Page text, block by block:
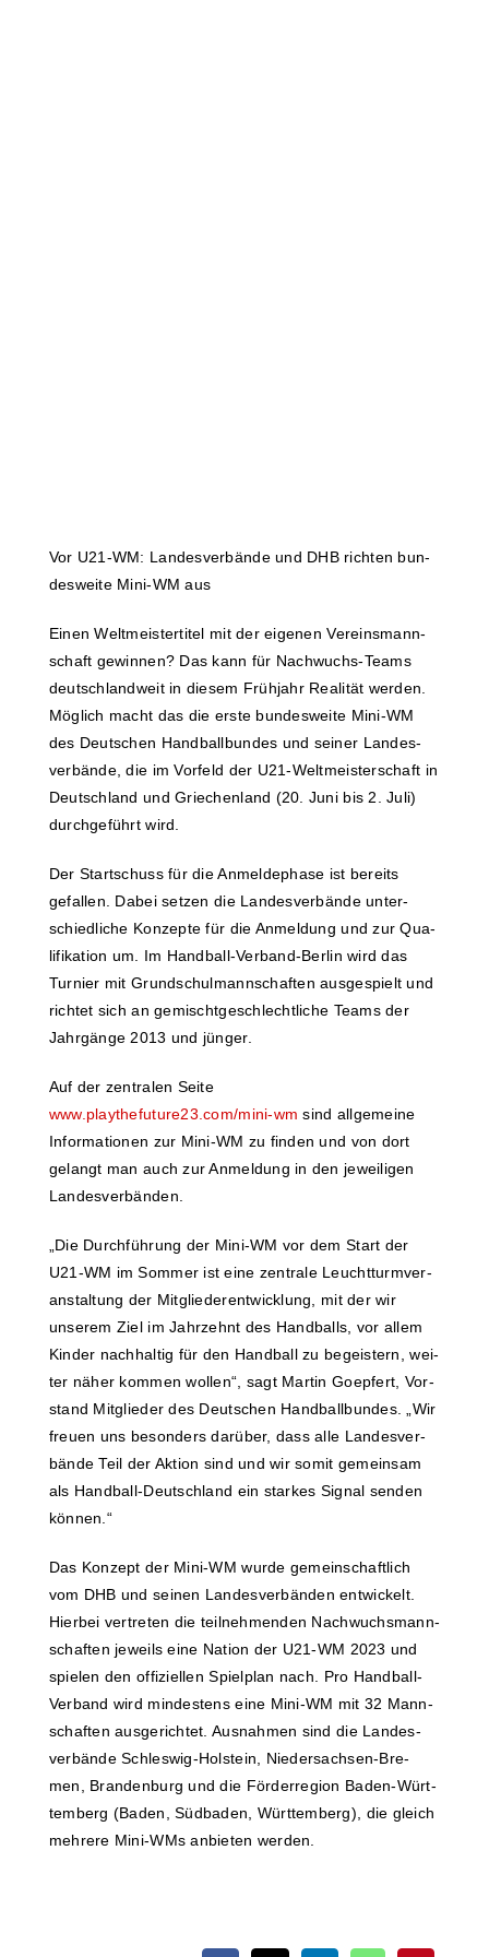
Vor U21-WM: Lan­des­ver­bän­de und DHB rich­ten bun­
des­wei­te Mini-WM aus
Einen Welt­meis­ter­ti­tel mit der eige­nen Ver­eins­mann­
schaft gewin­nen? Das kann für Nach­­wuchs-Teams
deutsch­land­weit in die­sem Früh­jahr Rea­li­tät wer­den.
Mög­lich macht das die ers­te bun­des­wei­te Mini-WM
des Deut­schen Hand­ball­bun­des und sei­ner Lan­des­
ver­bän­de, die im Vor­feld der U21-Wel­t­­meis­­ter­­schaft in
Deutsch­land und Grie­chen­land (20. Juni bis 2. Juli)
durch­ge­führt wird.
Der Start­schuss für die Anmel­de­pha­se ist bereits
gefal­len. Dabei set­zen die Lan­des­ver­bän­de unter­
schied­li­che Kon­zep­te für die Anmel­dung und zur Qua­
li­fi­ka­ti­on um. Im Han­d­­ball-Ver­­­band-Ber­­lin wird das
Tur­nier mit Grund­schul­mann­schaf­ten aus­ge­spielt und
rich­tet sich an gemischt­ge­schlecht­li­che Teams der
Jahr­gän­ge 2013 und jünger.
Auf der zen­tra­len Sei­te
www.playthefuture23.com/mini-wm sind all­ge­mei­ne
Infor­ma­tio­nen zur Mini-WM zu fin­den und von dort
gelangt man auch zur Anmel­dung in den jewei­li­gen
Landesverbänden.
„Die Durch­füh­rung der Mini-WM vor dem Start der
U21-WM im Som­mer ist eine zen­tra­le Leucht­turm­ver­
an­stal­tung der Mit­glie­der­ent­wick­lung, mit der wir
unse­rem Ziel im Jahr­zehnt des Hand­balls, vor allem
Kin­der nach­hal­tig für den Hand­ball zu begeis­tern, wei­
ter näher kom­men wol­len“, sagt Mar­tin Goep­fert, Vor­
stand Mit­glie­der des Deut­schen Hand­ball­bun­des. „Wir
freu­en uns beson­ders dar­über, dass alle Lan­des­ver­
bän­de Teil der Akti­on sind und wir somit gemein­sam
als Han­d­­ball-Deut­sch­­land ein star­kes Signal sen­den
können.“
Das Kon­zept der Mini-WM wur­de gemein­schaft­lich
vom DHB und sei­nen Lan­des­ver­bän­den ent­wi­ckelt.
Hier­bei ver­tre­ten die teil­neh­men­den Nach­wuchs­mann­
schaf­ten jeweils eine Nati­on der U21-WM 2023 und
spie­len den offi­zi­el­len Spiel­plan nach. Pro Han­d­­ball-
Ver­­­band wird min­des­tens eine Mini-WM mit 32 Mann­
schaf­ten aus­ge­rich­tet. Aus­nah­men sind die Lan­des­
ver­bän­de Schles­­wig-Hol­stein, Nie­­der­­sach­­sen-Bre­­
men, Bran­den­burg und die För­der­re­gi­on Baden-Wür­t­­
te­m­­berg (Baden, Süd­ba­den, Würt­tem­berg), die gleich
meh­re­re Mini-WMs anbie­ten werden.